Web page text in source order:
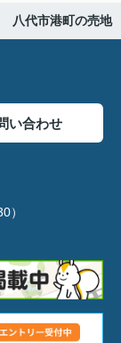
八代市港町の売地
い合わせ
）